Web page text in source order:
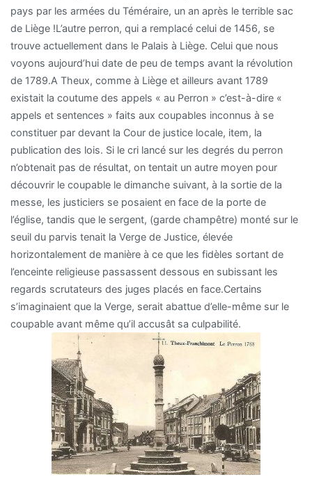
pays par les armées du Téméraire, un an après le terrible sac
de Liège !L’autre perron, qui a remplacé celui de 1456, se
trouve actuellement dans le Palais à Liège. Celui que nous
voyons aujourd’hui date de peu de temps avant la révolution
de 1789.A Theux, comme à Liège et ailleurs avant 1789
existait la coutume des appels « au Perron » c’est-à-dire «
appels et sentences » faits aux coupables inconnus à se
constituer par devant la Cour de justice locale, item, la
publication des lois. Si le cri lancé sur les degrés du perron
n’obtenait pas de résultat, on tentait un autre moyen pour
découvrir le coupable le dimanche suivant, à la sortie de la
messe, les justiciers se posaient en face de la porte de
l’église, tandis que le sergent, (garde champêtre) monté sur le
seuil du parvis tenait la Verge de Justice, élevée
horizontalement de manière à ce que les fidèles sortant de
l’enceinte religieuse passassent dessous en subissant les
regards scrutateurs des juges placés en face.Certains
s’imaginaient que la Verge, serait abattue d’elle-même sur le
coupable avant même qu’il accusât sa culpabilité.